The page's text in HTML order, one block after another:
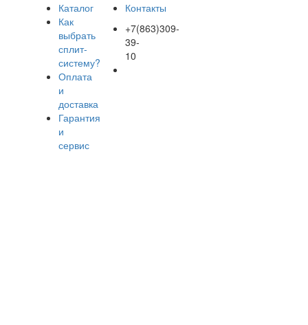
Каталог
Как
выбрать
сплит-
систему?
Оплата
и
доставка
Гарантия
и
сервис
Контакты
+7(863)309-
39-
10